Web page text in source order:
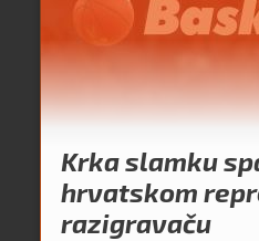
Krka slamku
hrvatskom
razigravaču